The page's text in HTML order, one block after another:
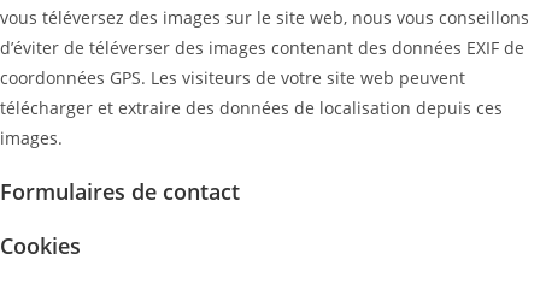
vous téléversez des images sur le site web, nous vous conseillons
d’éviter de téléverser des images contenant des données EXIF de
coordonnées GPS. Les visiteurs de votre site web peuvent
télécharger et extraire des données de localisation depuis ces
images.
Formulaires de contact
Cookies